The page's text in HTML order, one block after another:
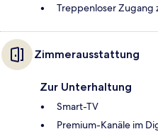
Treppenloser Zugang
Zimmerausstattung
Zur Unterhaltung
Smart-TV
Premium-Kanäle im